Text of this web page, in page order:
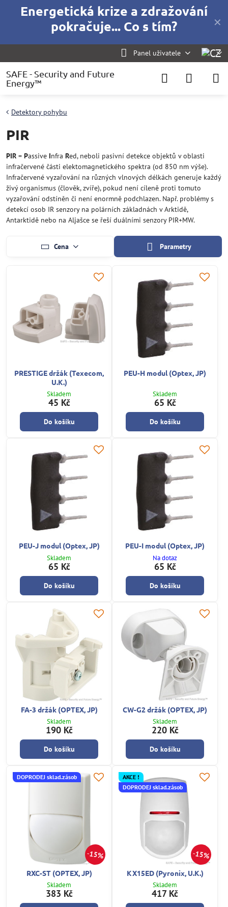
✕
Energetická krize a zdražování
pokračuje... Co s tím?
Panel uživatele
SAFE - Security and Future
Energy™
Detektory pohybu
PIR
PIR = Passive Infra Red, neboli pasivní detekce objektů v oblasti
infračervené části elektomagnetického spektra (od 850 nm výše).
Infračervené vyzařování na různých vlnových délkách generuje každý
živý organismus (člověk, zvíře), pokud není cíleně proti tomuto
vyzařování odstíněn či není enormně podchlazen. Např. problémy s
detekcí osob IR senzory na polárních základnách v Arktidě,
Antarktidě nebo na Aljašce se řeší duálními senzory PIR+MW.
Cena Parametry
PRESTIGE držák (Texecom,
U.K.)
Skladem
45 Kč
Do košíku
PEU-H modul (Optex, JP)
Skladem
65 Kč
Do košíku
PEU-J modul (Optex, JP)
Skladem
65 Kč
Do košíku
PEU-I modul (Optex, JP)
Na dotaz
65 Kč
Do košíku
FA-3 držák (OPTEX, JP)
Skladem
190 Kč
Do košíku
CW-G2 držák (OPTEX, JP)
Skladem
220 Kč
Do košíku
15%
DOPRODEJ sklad.zásob
RXC-ST (OPTEX, JP)
Skladem
383 Kč
15%
AKCE !
DOPRODEJ sklad.zásob
KX15ED (Pyronix, U.K.)
Skladem
417 Kč